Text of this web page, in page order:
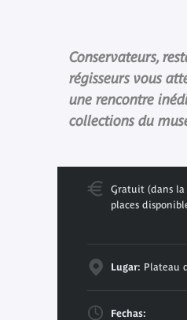
Conservateurs,
régisseurs vous
une rencontre
collections du
Gratuit (dans
places
Lugar: Plateau
Fechas: